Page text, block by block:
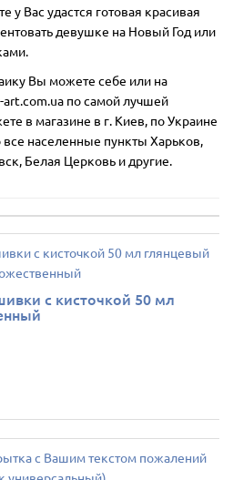
у Вас удастся готовая красивая
девушке на Новый Год или
Вы можете себе или на
art.com.ua по самой лучшей
в магазине в г. Киев, по Украине
населенные пункты Харьков,
Белая Церковь и другие.
с кисточкой 50 мл